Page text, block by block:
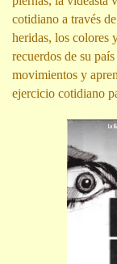
cotidiano a través
heridas, los colores
recuerdos de su
movimientos y
ejercicio cotidiano